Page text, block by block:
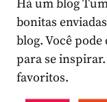
Há um blog
bonitas
blog. Você
para se
favoritos.